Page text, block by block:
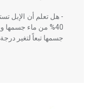
- هل تعلم أن الإبل
40% من ماء جسمها
جسمها تبعاً لتغير
الحكم، الأدلة،